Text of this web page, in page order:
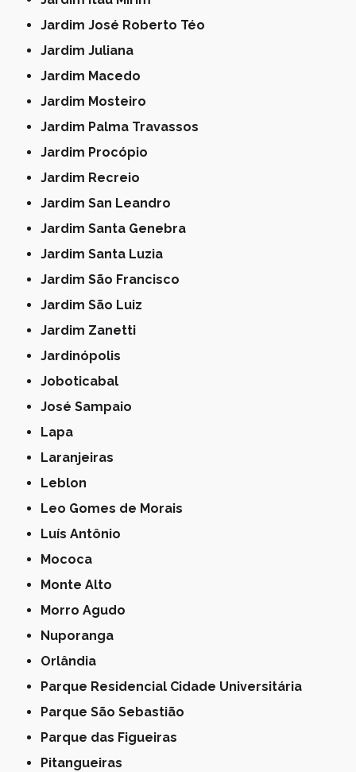
Jardim José Roberto Téo
Jardim Juliana
Jardim Macedo
Jardim Mosteiro
Jardim Palma Travassos
Jardim Procópio
Jardim Recreio
Jardim San Leandro
Jardim Santa Genebra
Jardim Santa Luzia
Jardim São Francisco
Jardim São Luiz
Jardim Zanetti
Jardinópolis
Joboticabal
José Sampaio
Lapa
Laranjeiras
Leblon
Leo Gomes de Morais
Luís Antônio
Mococa
Monte Alto
Morro Agudo
Nuporanga
Orlândia
Parque Residencial Cidade Universitária
Parque São Sebastião
Parque das Figueiras
Pitangueiras